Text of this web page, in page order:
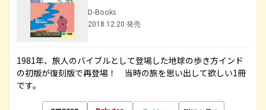
D-Books
2018.12.20 発売
1981年、旅人のバイブルとして登場した地球の歩き方インド
の初版が復刻版で再登場！ 当時の旅を思い出して欲しい1冊
です。